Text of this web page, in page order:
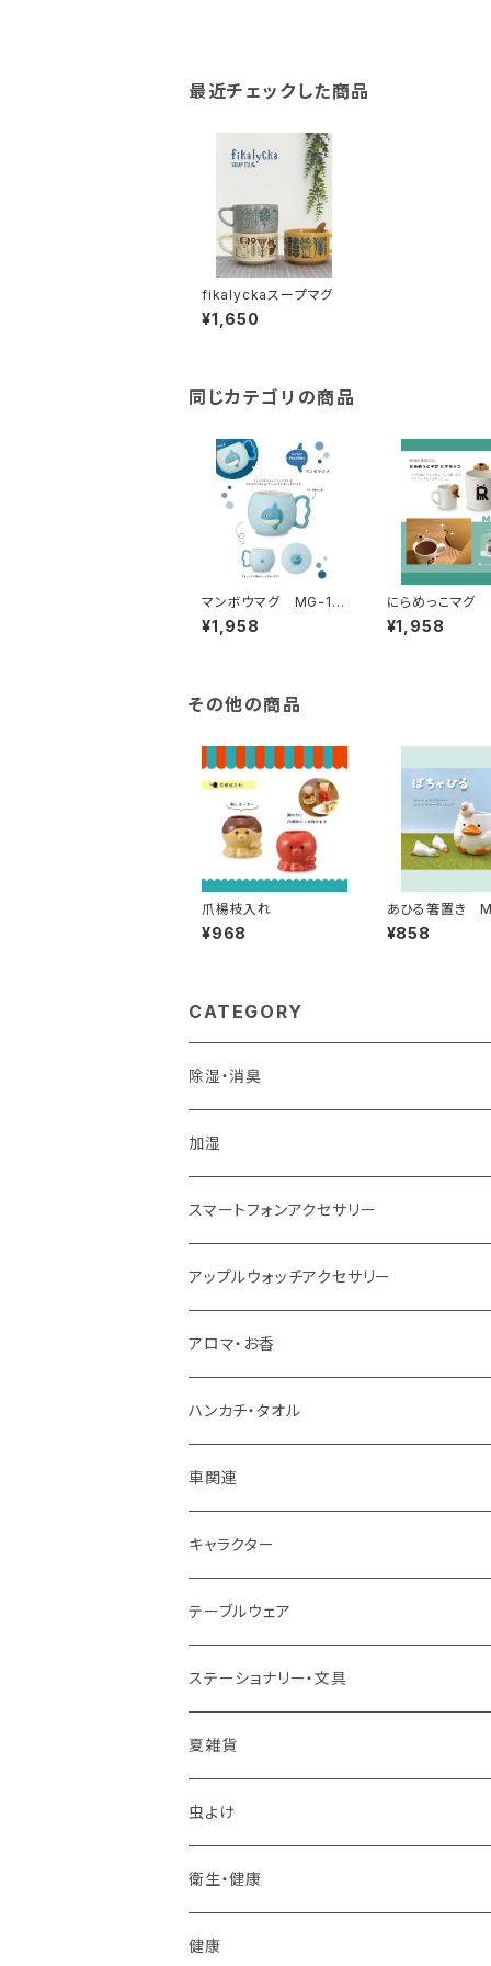
最近チェックした商品
fikalyckaスープマグ
¥1,650
同じカテゴリの商品
マンボウマグ MG-16
884
¥1,958
にらめっこマグ
ッコ DHG-
¥1,958
その他の商品
爪楊枝入れ
¥968
あひる箸置き
921
¥858
CATEGORY
除湿・消臭
加湿
スマートフォンアクセサリー
アップルウォッチアクセサリー
アロマ・お香
ハンカチ・タオル
車関連
キャラクター
テーブルウェア
マグカップ
スプーン
箸置き
その他
フォーク
ステーショナリー・文具
夏雑貨
虫よけ
衛生・健康
健康